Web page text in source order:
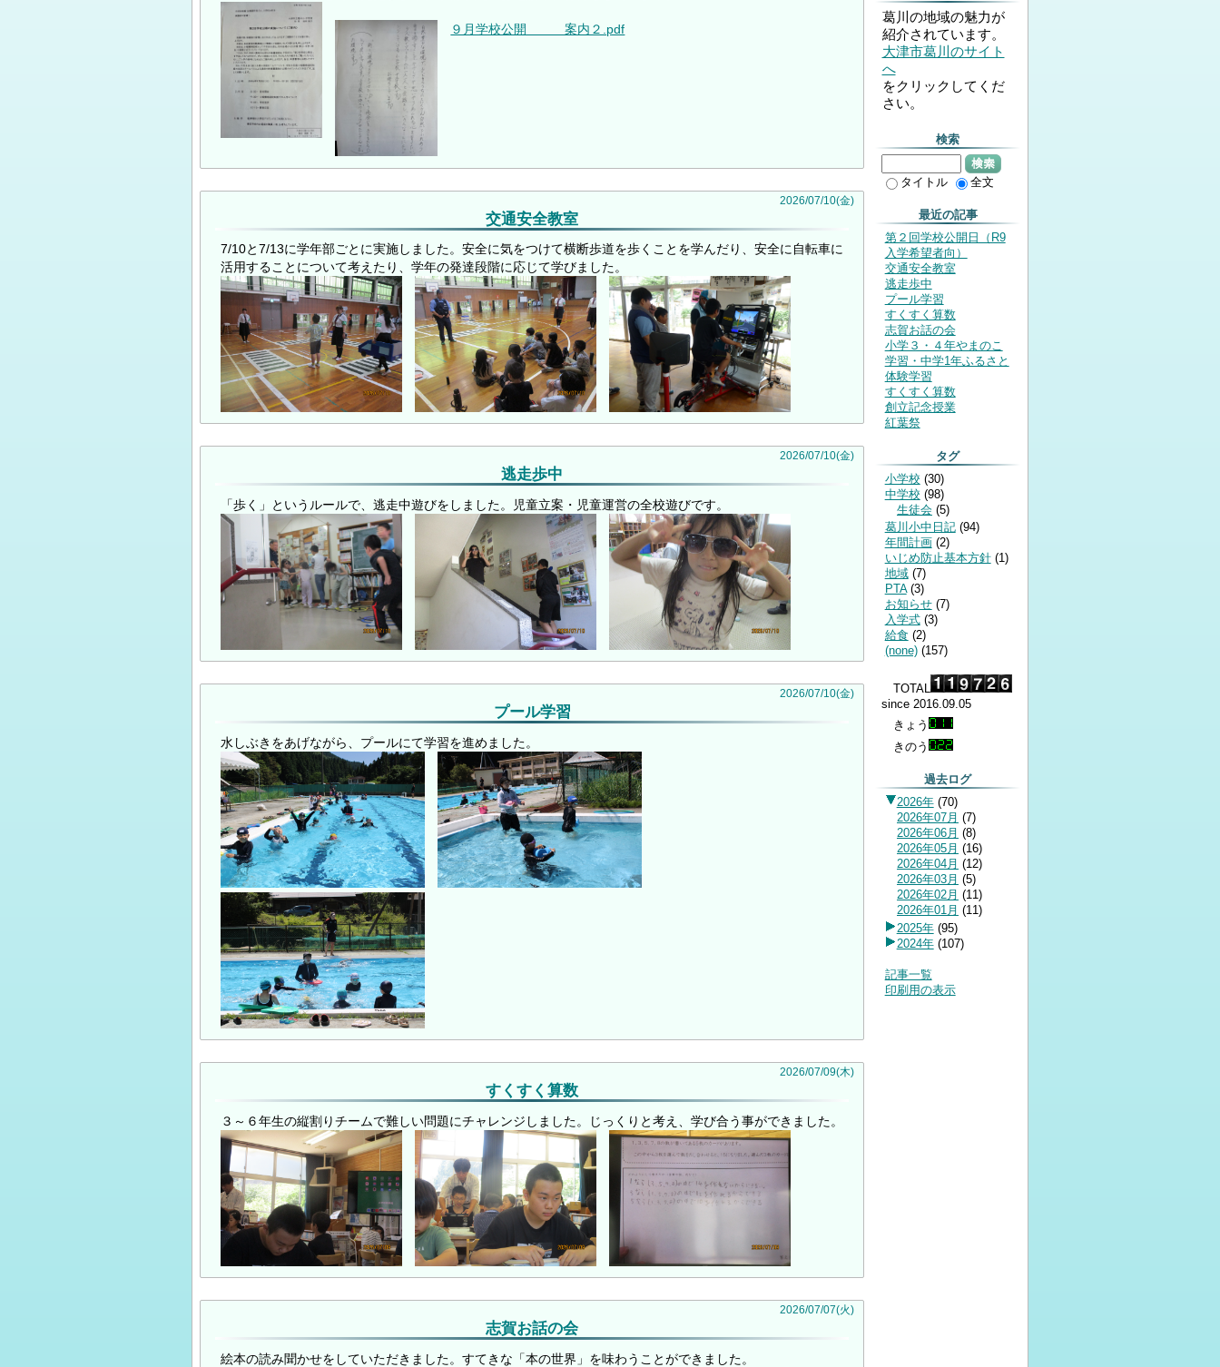
９月学校公開 案内２.pdf
2026/07/10(金)
交通安全教室
7/10と7/13に学年部ごとに実施しました。安全に気をつけて横断歩道を歩くことを学んだり、安全に自転車に
活用することについて考えたり、学年の発達段階に応じて学びました。
2026/07/10(金)
逃走歩中
「歩く」というルールで、逃走中遊びをしました。児童立案・児童運営の全校遊びです。
2026/07/10(金)
プール学習
水しぶきをあげながら、プールにて学習を進めました。
2026/07/09(木)
すくすく算数
３～６年生の縦割りチームで難しい問題にチャレンジしました。じっくりと考え、学び合う事ができました。
2026/07/07(火)
志賀お話の会
絵本の読み聞かせをしていただきました。すてきな「本の世界」を味わうことができました。
葛川の地域の魅力が
紹介されています。
大津市葛川のサイト
へ
をクリックしてくだ
さい。
検索
検索
タイトル 全文
最近の記事
第２回学校公開日（R9
入学希望者向）
交通安全教室
逃走歩中
プール学習
すくすく算数
志賀お話の会
小学３・４年やまのこ
学習・中学1年ふるさと
体験学習
すくすく算数
創立記念授業
紅葉祭
タグ
小学校 (30)
中学校 (98)
生徒会 (5)
葛川小中日記 (94)
年間計画 (2)
いじめ防止基本方針 (1)
地域 (7)
PTA (3)
お知らせ (7)
入学式 (3)
給食 (2)
(none) (157)
TOTAL
since 2016.09.05
きょう
きのう
過去ログ
2026年 (70)
2026年07月 (7)
2026年06月 (8)
2026年05月 (16)
2026年04月 (12)
2026年03月 (5)
2026年02月 (11)
2026年01月 (11)
2025年 (95)
2024年 (107)
記事一覧
印刷用の表示